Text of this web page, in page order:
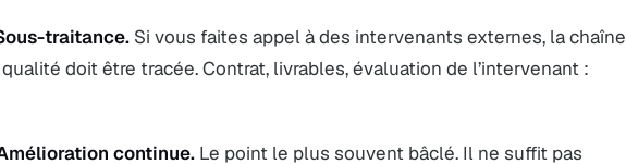
traitance. Si vous faites appel à des intervenants externes, la chaîne
doit être tracée. Contrat, livrables, évaluation de l’intervenant :
continue. Le point le plus souvent bâclé. Il ne suffit pas